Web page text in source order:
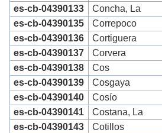
es-cb-04390133
Concha, La
es-cb-04390135
Correpoco
es-cb-04390136
Cortiguera
es-cb-04390137
Corvera
es-cb-04390138
Cos
es-cb-04390139
Cosgaya
es-cb-04390140
Cosío
es-cb-04390141
Costana, La
es-cb-04390143
Cotillos